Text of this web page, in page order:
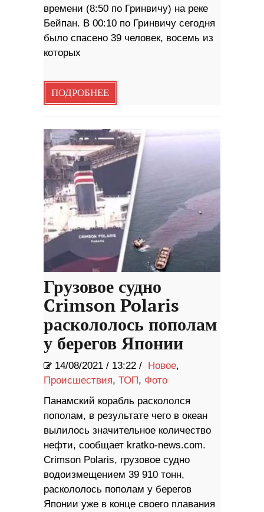
времени (8:50 по Гринвичу) на реке
Бейпан. В 00:10 по Гринвичу сегодня
было спасено 39 человек, восемь из
которых
ПОДРОБНЕЕ
Грузовое судно
Crimson Polaris
раскололось пополам
у берегов Японии
14/08/2021 / 13:22 / Новое,
Происшествия, ТОП, Фото
Панамский корабль раскололся
пополам, в результате чего в океан
вылилось значительное количество
нефти, сообщает kratko-news.com.
Crimson Polaris, грузовое судно
водоизмещением 39 910 тонн,
раскололось пополам у берегов
Японии уже в конце своего плавания